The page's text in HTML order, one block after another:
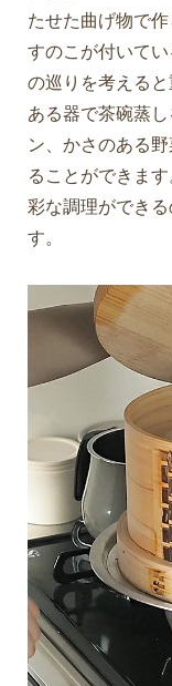
たせた曲げ物で
すのこが付いて
の巡りを考える
ある器で茶碗蒸
ン、かさのある
ることができま
彩な調理ができ
す。